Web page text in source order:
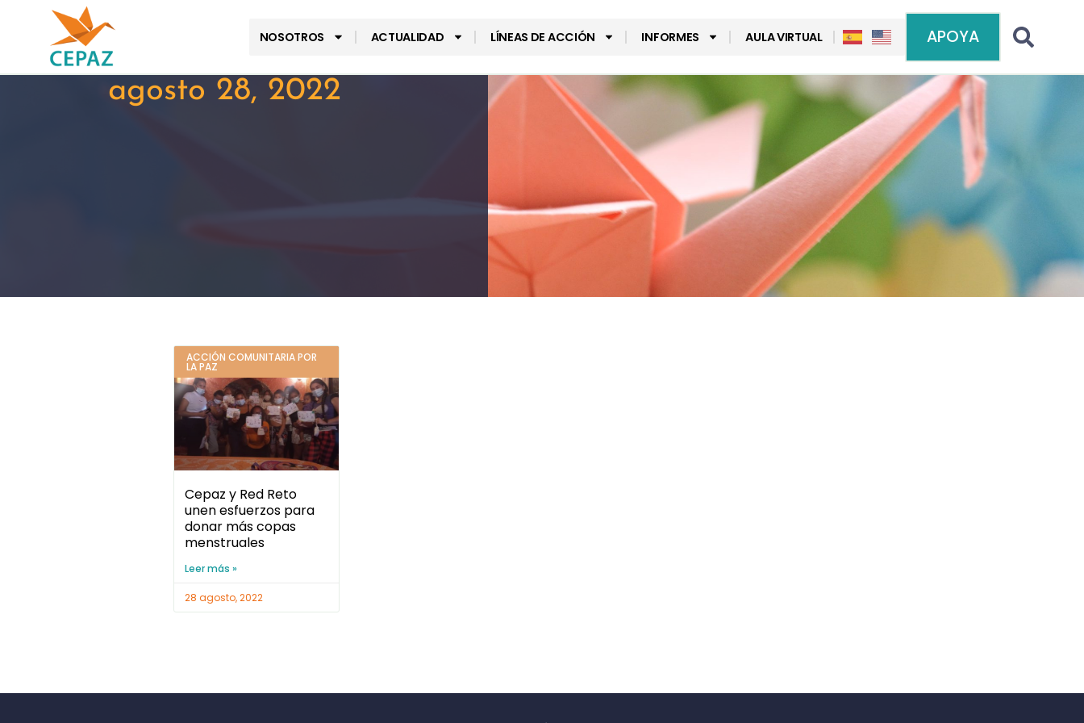
NOSOTROS ACTUALIDAD LÍNEAS DE ACCIÓN INFORMES AULA VIRTUAL APOYA
agosto 28, 2022
ACCIÓN COMUNITARIA POR
LA PAZ
Cepaz y Red Reto
unen esfuerzos para
donar más copas
menstruales
Leer más »
28 agosto, 2022